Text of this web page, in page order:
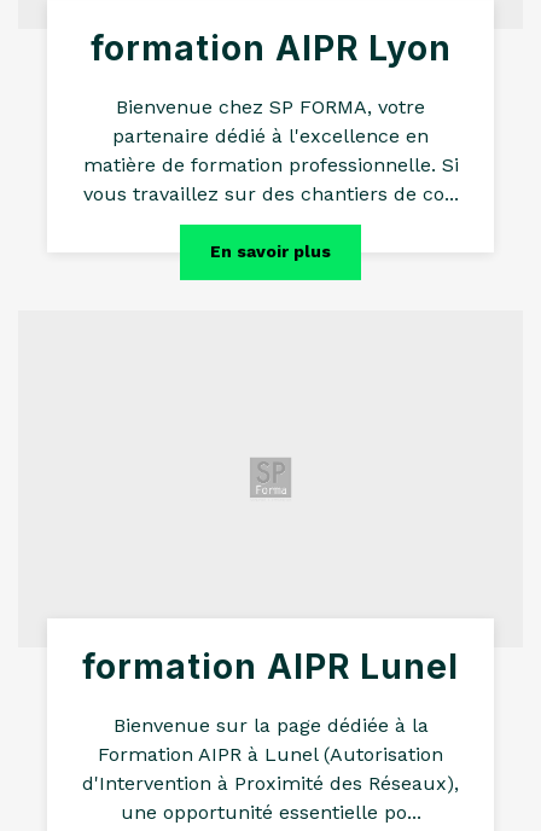
formation AIPR Lyon
Bienvenue chez SP FORMA, votre
partenaire dédié à l'excellence en
matière de formation professionnelle. Si
vous travaillez sur des chantiers de co...
En savoir plus
formation AIPR Lunel
Bienvenue sur la page dédiée à la
Formation AIPR à Lunel (Autorisation
d'Intervention à Proximité des Réseaux),
une opportunité essentielle po...